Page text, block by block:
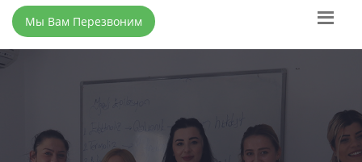
Мы Вам Перезвоним